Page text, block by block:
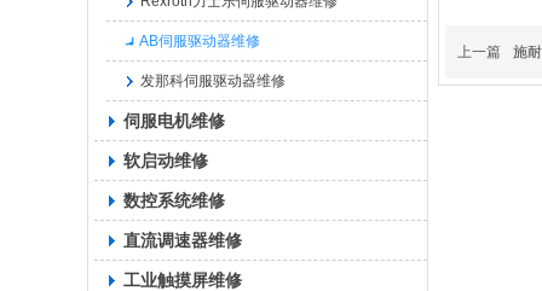
AB伺服驱动器维修
发那科伺服驱动器维修
伺服电机维修
软启动维修
数控系统维修
直流调速器维修
工业触摸屏维修
上一篇 施